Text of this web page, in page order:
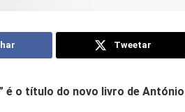
Tweetar
é o título do novo livro de